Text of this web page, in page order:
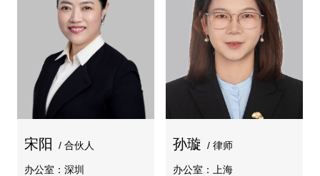
宋阳 / 合伙人
办公室：深圳
孙璇 / 律师
办公室：上海